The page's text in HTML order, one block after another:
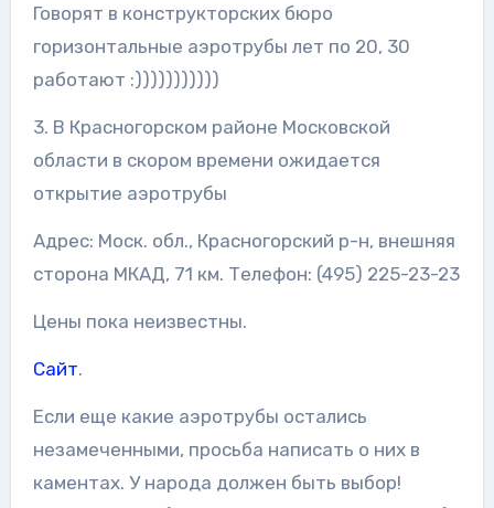
Говорят в конструкторских бюро
горизонтальные аэротрубы лет по 20, 30
работают :)))))))))))
3. В Красногорском районе Московской
области в скором времени ожидается
открытие аэротрубы
Адрес: Моск. обл., Красногорский р-н, внешняя
сторона МКАД, 71 км. Телефон: (495) 225-23-23
Цены пока неизвестны.
Сайт.
Если еще какие аэротрубы остались
незамеченными, просьба написать о них в
каментах. У народа должен быть выбор!